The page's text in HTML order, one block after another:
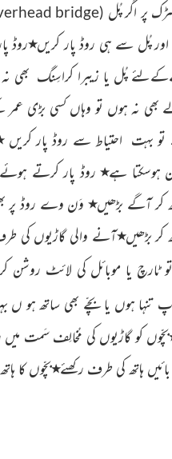
پر اگر پُل (
bridge
اور پُل سے ہی روڈ پار کریں٭روڈ
پُل یا زیبرا کراسِنگ بھی نہ
بھی نہ ہوں تو وہاں کسی بڑی
تو بہت احتیاط سے روڈ پار کریں
ہوسکتا ہے٭روڈ پار کرتے ہوئے
کر آگے بڑھیں٭ وَن وے روڈ پر
بڑھیں٭آنے والی گاڑیوں کی طرف
تو ٹارچ یا موبائل کی لائٹ روشن
تنہا ہوں یا بچّے بھی ساتھ ہو
بچّوں کو گاڑیوں کی مُخالِف سَمت
ہاتھ کی طرف رکھئے٭بچّوں کا